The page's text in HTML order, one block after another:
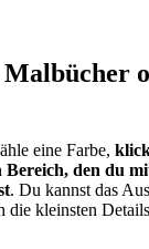
eine Farbe,
den du
. Du kannst das
die kleinsten